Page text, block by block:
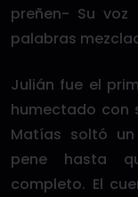
preñen- Su
palabras
Julián fue el
humectado con
Matías soltó
pene hasta
completo. El